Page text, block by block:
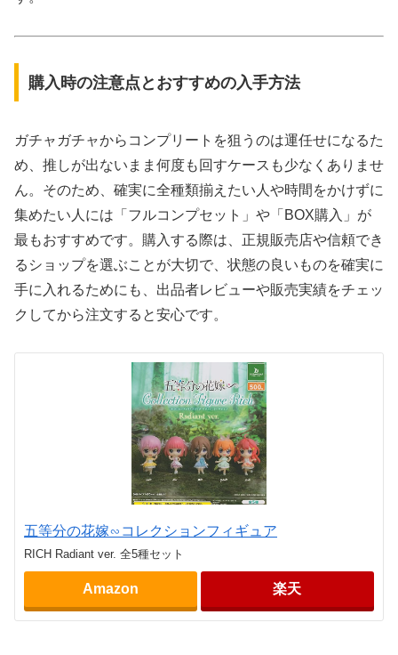
購入時の注意点とおすすめの入手方法
ガチャガチャからコンプリートを狙うのは運任せになるた
め、推しが出ないまま何度も回すケースも少なくありませ
ん。そのため、確実に全種類揃えたい人や時間をかけずに
集めたい人には「フルコンプセット」や「BOX購入」が
最もおすすめです。購入する際は、正規販売店や信頼でき
るショップを選ぶことが大切で、状態の良いものを確実に
手に入れるためにも、出品者レビューや販売実績をチェッ
クしてから注文すると安心です。
五等分の花嫁∽コレクションフィギュア
RICH Radiant ver. 全5種セット
Amazon 楽天